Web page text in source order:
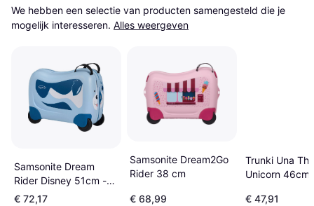
We hebben een selectie van producten samengesteld die je
mogelijk interesseren. Alles weergeven
Samsonite Dream
Rider Disney 51cm -
Puppy
€ 72,17
Samsonite Dream2Go
Rider 38 cm
€ 68,99
Trunki Una The
Unicorn 46cm
€ 47,91